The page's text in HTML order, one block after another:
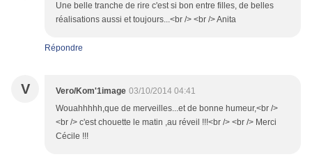
Une belle tranche de rire c'est si bon entre filles, de belles
réalisations aussi et toujours...<br /> <br /> Anita
Répondre
V Vero/Kom'1image 03/10/2014 04:41
Wouahhhhh,que de merveilles...et de bonne humeur,<br />
<br /> c'est chouette le matin ,au réveil !!!<br /> <br /> Merci
Cécile !!!